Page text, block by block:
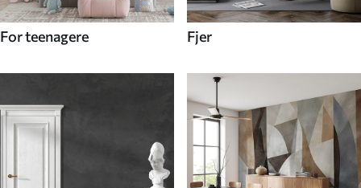
For teenagere Fjer